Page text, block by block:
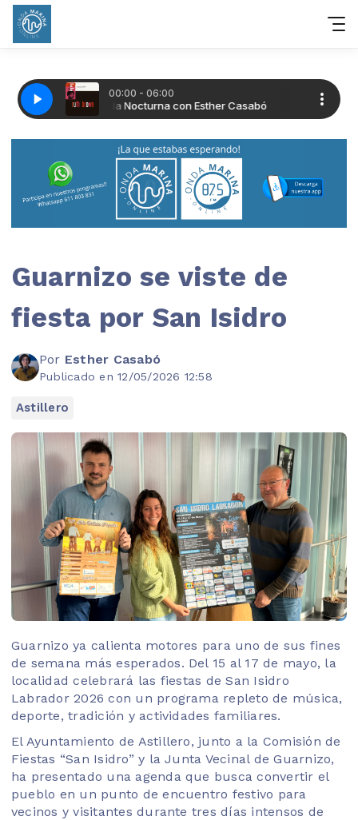
Guarnizo se viste de
fiesta por San Isidro
Por Esther Casabó
Publicado en 12/05/2026 12:58
Astillero
Guarnizo ya calienta motores para uno de sus fines
de semana más esperados. Del 15 al 17 de mayo, la
localidad celebrará las fiestas de San Isidro
Labrador 2026 con un programa repleto de música,
deporte, tradición y actividades familiares.
El Ayuntamiento de Astillero, junto a la Comisión de
Fiestas “San Isidro” y la Junta Vecinal de Guarnizo,
ha presentado una agenda que busca convertir el
pueblo en un punto de encuentro festivo para
vecinos y visitantes durante tres días intensos de